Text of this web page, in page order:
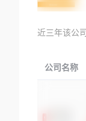
近三年该公
公司名称